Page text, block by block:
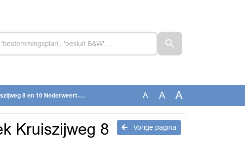
8 en 10 Nederweert-Eind A A A
Vorige pagina
Kruiszijweg 8